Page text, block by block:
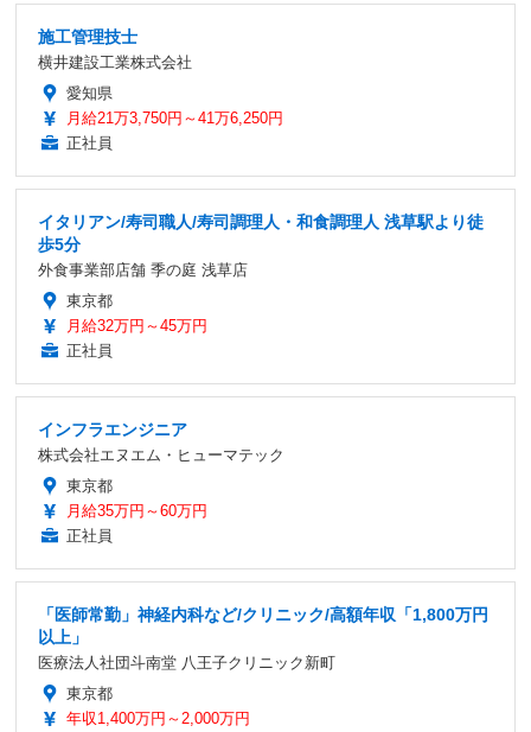
施工管理技士
横井建設工業株式会社
愛知県
月給21万3,750円～41万6,250円
正社員
イタリアン/寿司職人/寿司調理人・和食調理人 浅草駅より徒
歩5分
外食事業部店舗 季の庭 浅草店
東京都
月給32万円～45万円
正社員
インフラエンジニア
株式会社エヌエム・ヒューマテック
東京都
月給35万円～60万円
正社員
「医師常勤」神経内科など/クリニック/高額年収「1,800万円
以上」
医療法人社団斗南堂 八王子クリニック新町
東京都
年収1,400万円～2,000万円